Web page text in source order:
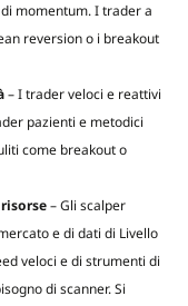
momentum. I trader a
reversion o i breakout
– I trader veloci e reattivi
pazienti e metodici
come breakout o
– Gli scalper
e di dati di Livello
veloci e di strumenti di
di scanner. Si